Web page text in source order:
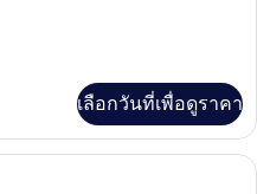
เลือกวันที่เพื่อดูราคา
Panoramic Suite | 1 ห้องนอน, เครื่อ